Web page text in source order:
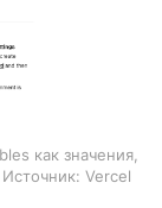
как значения,
Vercel